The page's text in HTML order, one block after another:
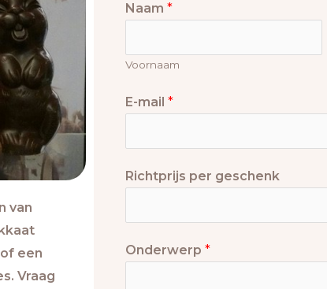
van
een
Vraag
Naam *
Voornaam
E-mail *
Richtprijs per geschenk
Onderwerp *